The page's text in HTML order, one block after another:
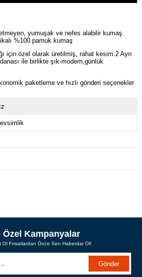
yumuşak ve nefes alabilir kumaş.
%100 pamuk kumaş
için özel olarak üretilmiş, rahat kesim.2 Ayrı
ile birlikte şık-modern,günlük
paketleme ve hızlı gönderi seçenekler
Özel Kampanyalar
Ol Fırsatlardan Önce Sen Haberdar Ol!
Gönder